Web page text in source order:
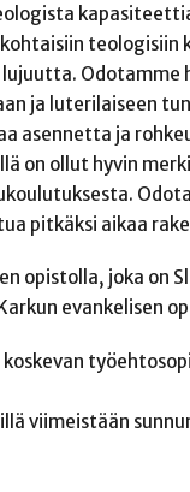
ja luterilaiseen
asennetta ja
on ollut hyvin
pitkäksi aikaa
opistolla, joka on
evankelisen
viimeistään